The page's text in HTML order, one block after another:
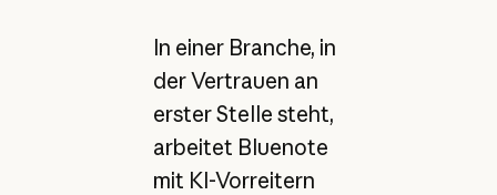
In einer Branche, in
der Vertrauen an
erster Stelle steht,
arbeitet Bluenote
mit KI-Vorreitern